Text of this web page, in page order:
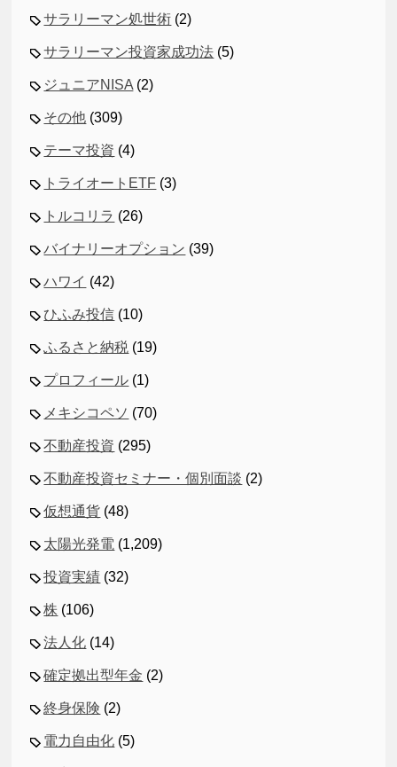
サラリーマン処世術 (2)
サラリーマン投資家成功法 (5)
ジュニアNISA (2)
その他 (309)
テーマ投資 (4)
トライオートETF (3)
トルコリラ (26)
バイナリーオプション (39)
ハワイ (42)
ひふみ投信 (10)
ふるさと納税 (19)
プロフィール (1)
メキシコペソ (70)
不動産投資 (295)
不動産投資セミナー・個別面談 (2)
仮想通貨 (48)
太陽光発電 (1,209)
投資実績 (32)
株 (106)
法人化 (14)
確定拠出型年金 (2)
終身保険 (2)
電力自由化 (5)